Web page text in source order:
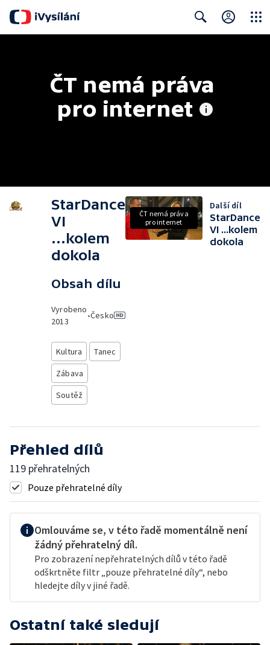
ČT nemá práva
pro internet
StarDance
VI
...kolem
dokola
Obsah dílu
Vyrobeno
2013
•Česko
Kultura
Tanec
Zábava
Soutěž
ČT nemá práva
pro internet
Další díl
StarDance
VI ...kolem
dokola
Přehled dílů
119 přehratelných
Pouze přehratelné díly
Omlouváme se, v této řadě momentálně není
žádný přehratelný díl.
Pro zobrazení nepřehratelných dílů v této řadě
odškrtněte filtr „pouze přehratelné díly“, nebo
hledejte díly v jiné řadě.
Ostatní také sledují